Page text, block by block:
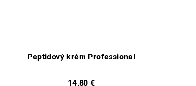
Peptidový krém Professional
14,80 €